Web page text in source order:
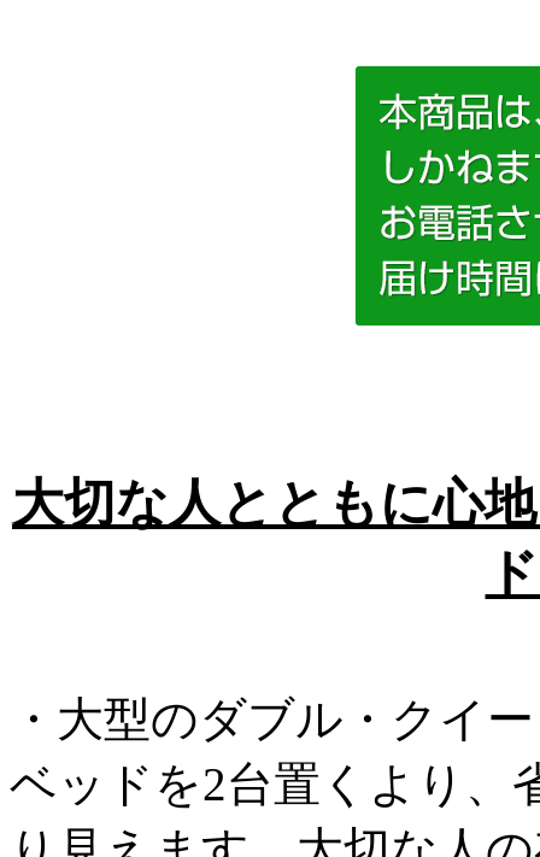
大切な人とともに心
・大型のダブル・クイ
ベッドを2台置くより、